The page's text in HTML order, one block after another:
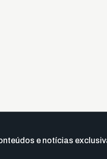
e notícias